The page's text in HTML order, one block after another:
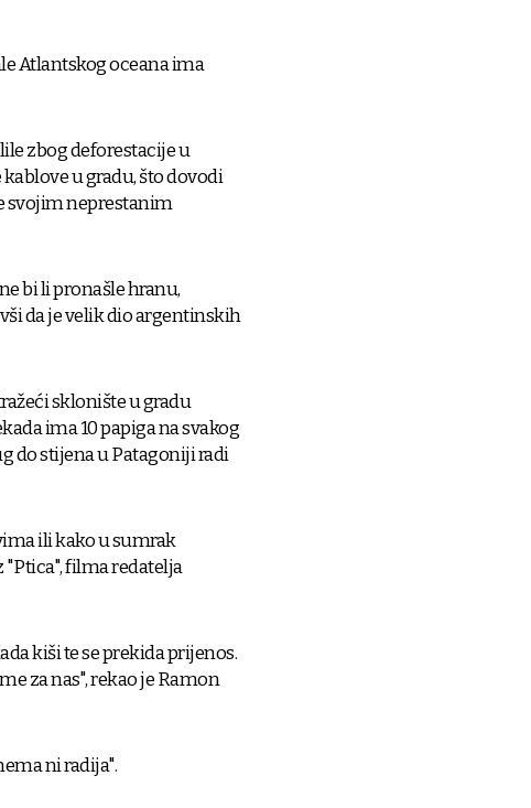
Atlantskog oceana ima
zbog deforestacije u
u gradu, što dovodi
svojim neprestanim
bi li pronašle hranu,
da je velik dio argentinskih
sklonište u gradu
ima 10 papiga na svakog
do stijena u Patagoniji radi
ili kako u sumrak
"Ptica", filma redatelja
kiši te se prekida prijenos.
za nas", rekao je Ramon
ni radija".